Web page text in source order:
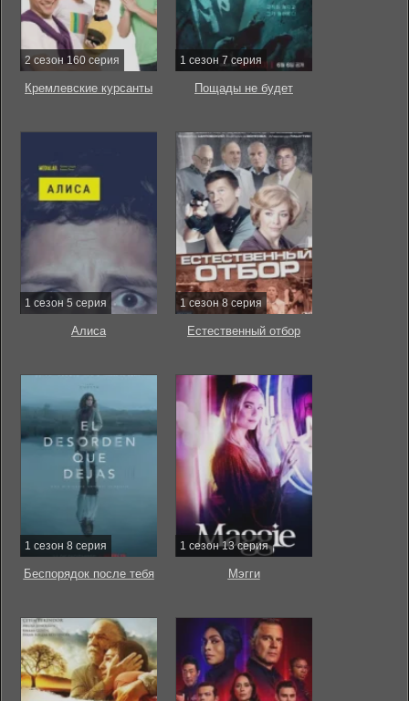
2 сезон 160 серия
Кремлевские курсанты
1 сезон 7 серия
Пощады не будет
1 сезон 5 серия
Алиса
1 сезон 8 серия
Естественный отбор
1 сезон 8 серия
Беспорядок после тебя
1 сезон 13 серия
Мэгги